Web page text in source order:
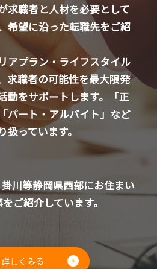
求職者と人材を必要として
希望に沿った転職先をご紹
アプラン・ライフスタイル
求職者の可能性を最大限発
動をサポートします。「正
パート・アルバイト」など
っています。
川等静岡県西部にお住まい
ご紹介しています。
詳しくみる